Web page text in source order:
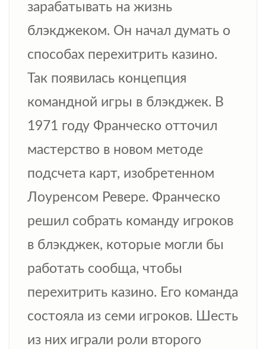
зарабатывать на жизнь
блэкджеком. Он начал думать о
способах перехитрить казино.
Так появилась концепция
командной игры в блэкджек. В
1971 году Франческо отточил
мастерство в новом методе
подсчета карт, изобретенном
Лоуренсом Ревере. Франческо
решил собрать команду игроков
в блэкджек, которые могли бы
работать сообща, чтобы
перехитрить казино. Его команда
состояла из семи игроков. Шесть
из них играли роли второго